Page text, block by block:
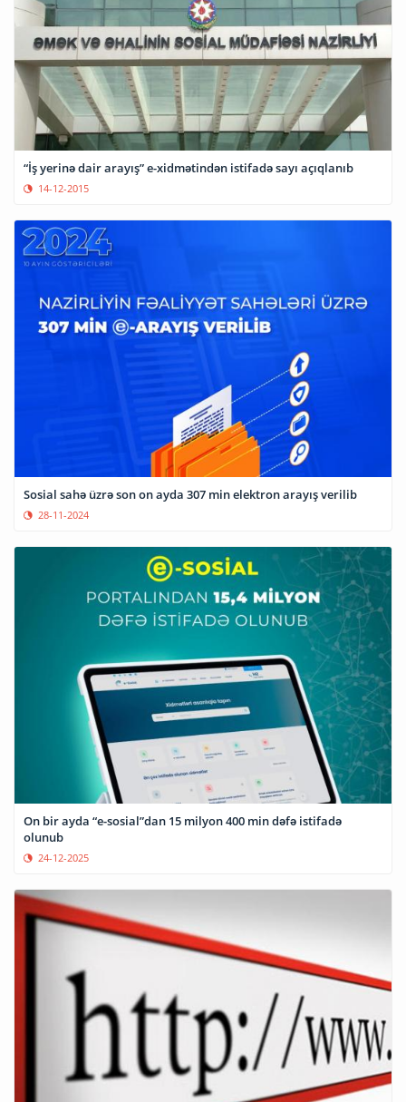
“İş yerinə dair arayış” e-xidmətindən istifadə sayı açıqlanıb
14-12-2015
Sosial sahə üzrə son on ayda 307 min elektron arayış verilib
28-11-2024
On bir ayda “e-sosial”dan 15 milyon 400 min dəfə istifadə
olunub
24-12-2025